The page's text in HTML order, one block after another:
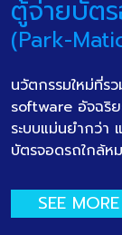
ตู้จ่ายบัต
(Park-
นวัตกรรมใหม่ที่ร
software อัจฉริ
ระบบแม่นยำกว่า
บัตรจอดรถใกล้ห
SEE MORE